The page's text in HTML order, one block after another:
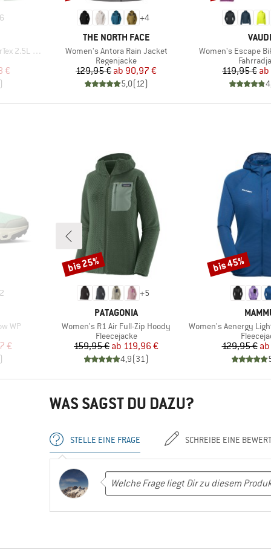
6
Jacket
Preis
€
+4
MARKE
THE NORTH FACE
Artikel
Women's Antora Rain Jacket
Produktgruppe
Regenjacke
Preis
129,95 € reduzierter Preis
ab 90,97 €
5,0(12)
Artikel
Women's Escape
119,95 € ab
2
WP
Preis
€
+5
MARKE
PATAGONIA
Artikel
Women's R1 Air Full-Zip Hoody
Produktgruppe
Fleecejacke
Preis
159,95 € reduzierter Preis
ab 119,96 €
4,9(31)
Rabatt
bis 25%
MARKE
Artikel
Women's Aenergy Light
129,95 € ab
Rabatt
bis 45%
WAS SAGST DU DAZU?
STELLE EINE FRAGE SCHREIBE EINE